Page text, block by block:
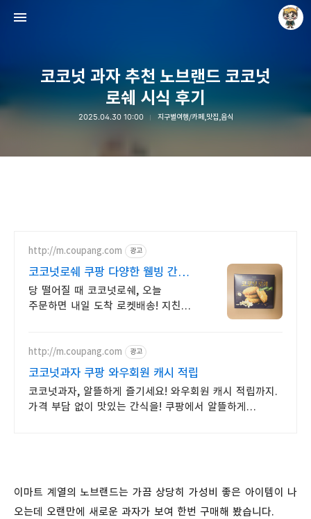
코코넛 과자 추천 노브랜드 코코넛
로쉐 시식 후기
2025.04.30 10:00 지구별여행/카페,맛집,음식
http://m.coupang.com 광고
코코넛로쉐 쿠팡 다양한 웰빙 간식
쿠팡에서
당 떨어질 때 코코넛로쉐, 오늘
주문하면 내일 도착 로켓배송! 지친
http://m.coupang.com 광고
코코넛과자 쿠팡 와우회원 캐시 적립
코코넛과자, 알뜰하게 즐기세요! 와우회원 캐시 적립까지.
가격 부담 없이 맛있는 간식을! 쿠팡에서 알뜰하게
이마트 계열의 노브랜드는 가끔 상당히 가성비 좋은 아이템이 나
오는데 오랜만에 새로운 과자가 보여 한번 구매해 봤습니다.
Raycat : Photo and Story